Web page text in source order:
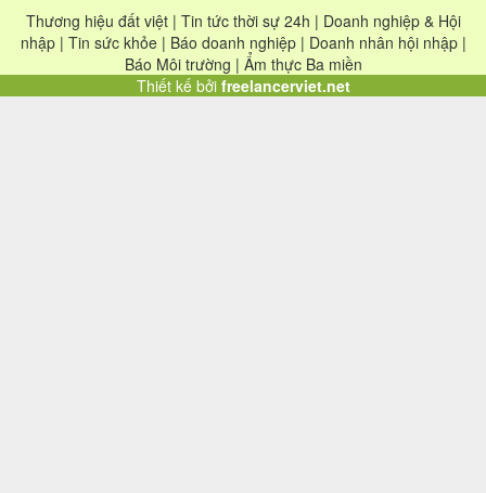
Thương hiệu đất việt | Tin tức thời sự 24h | Doanh nghiệp & Hội
nhập | Tin sức khỏe | Báo doanh nghiệp | Doanh nhân hội nhập |
Báo Môi trường | Ẩm thực Ba miền
Thiết kế bởi freelancerviet.net